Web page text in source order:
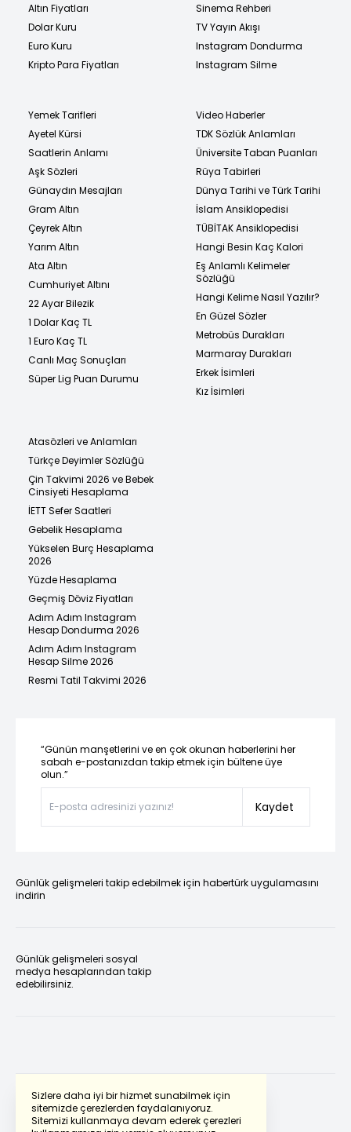
Sizlere daha iyi bir hizmet sunabilmek için
sitemizde çerezlerden faydalanıyoruz.
Sitemizi kullanmaya devam ederek çerezleri
Altın Fiyatları
Dolar Kuru
Euro Kuru
Kripto Para Fiyatları
Sinema Rehberi
TV Yayın Akışı
Instagram Dondurma
Instagram Silme
Yemek Tarifleri
Ayetel Kürsi
Saatlerin Anlamı
Aşk Sözleri
Günaydın Mesajları
Gram Altın
Çeyrek Altın
Yarım Altın
Ata Altın
Cumhuriyet Altını
22 Ayar Bilezik
1 Dolar Kaç TL
1 Euro Kaç TL
Canlı Maç Sonuçları
Süper Lig Puan Durumu
Video Haberler
TDK Sözlük Anlamları
Üniversite Taban Puanları
Rüya Tabirleri
Dünya Tarihi ve Türk Tarihi
İslam Ansiklopedisi
TÜBİTAK Ansiklopedisi
Hangi Besin Kaç Kalori
Eş Anlamlı Kelimeler
Sözlüğü
Hangi Kelime Nasıl Yazılır?
En Güzel Sözler
Metrobüs Durakları
Marmaray Durakları
Erkek İsimleri
Kız İsimleri
Atasözleri ve Anlamları
Türkçe Deyimler Sözlüğü
Çin Takvimi 2026 ve Bebek
Cinsiyeti Hesaplama
İETT Sefer Saatleri
Gebelik Hesaplama
Yükselen Burç Hesaplama
2026
Yüzde Hesaplama
Geçmiş Döviz Fiyatları
Adım Adım Instagram
Hesap Dondurma 2026
Adım Adım Instagram
Hesap Silme 2026
Resmi Tatil Takvimi 2026
“Günün manşetlerini ve en çok okunan haberlerini her
sabah e-postanızdan takip etmek için bültene üye
olun.”
Kaydet
Günlük gelişmeleri takip edebilmek için habertürk uygulamasını
indirin
Günlük gelişmeleri sosyal
medya hesaplarından takip
edebilirsiniz.
Powered by Translate